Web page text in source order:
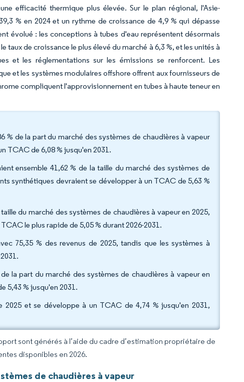
efficacité thermique plus élevée. Sur le plan régional, l'Asie-
% en 2024 et un rythme de croissance de 4,9 % qui dépasse
évolué : les conceptions à tubes d'eau représentent désormais
de croissance le plus élevé du marché à 6,3 %, et les unités à
et les réglementations sur les émissions se renforcent. Les
et les systèmes modulaires offshore offrent aux fournisseurs de
compliquent l'approvisionnement en tubes à haute teneur en
% de la part du marché des systèmes de chaudières à vapeur
TCAC de 6,08 % jusqu'en 2031.
ensemble 41,62 % de la taille du marché des systèmes de
synthétiques devraient se développer à un TCAC de 5,63 %
du marché des systèmes de chaudières à vapeur en 2025,
le plus rapide de 5,05 % durant 2026-2031.
75,35 % des revenus de 2025, tandis que les systèmes à
la part du marché des systèmes de chaudières à vapeur en
5,43 % jusqu'en 2031.
et se développe à un TCAC de 4,74 % jusqu'en 2031,
sont générés à l’aide du cadre d’estimation propriétaire de
disponibles en 2026.
de chaudières à vapeur